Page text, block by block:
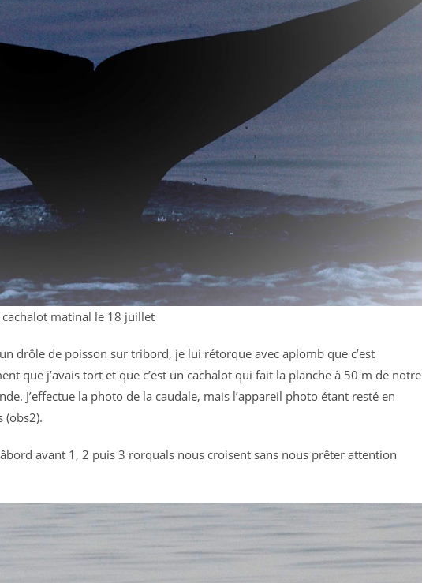
matinal le 18 juillet
drôle de poisson sur tribord, je lui rétorque avec aplomb que c’est
que j’avais tort et que c’est un cachalot qui fait la planche à 50 m de notre
J’effectue la photo de la caudale, mais l’appareil photo étant resté en
(obs2).
avant 1, 2 puis 3 rorquals nous croisent sans nous prêter attention